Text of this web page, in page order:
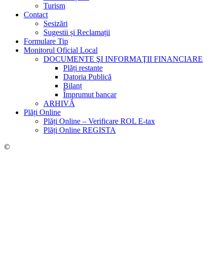
Turism
Contact
Sesizări
Sugestii și Reclamații
Formulare Tip
Monitorul Oficial Local
DOCUMENTE ŞI INFORMAŢII FINANCIARE
Plăți restante
Datoria Publică
Bilanț
Împrumut bancar
ARHIVĂ
Plăți Online
Plăți Online – Verificare ROL E-tax
Plăți Online REGISTA
©